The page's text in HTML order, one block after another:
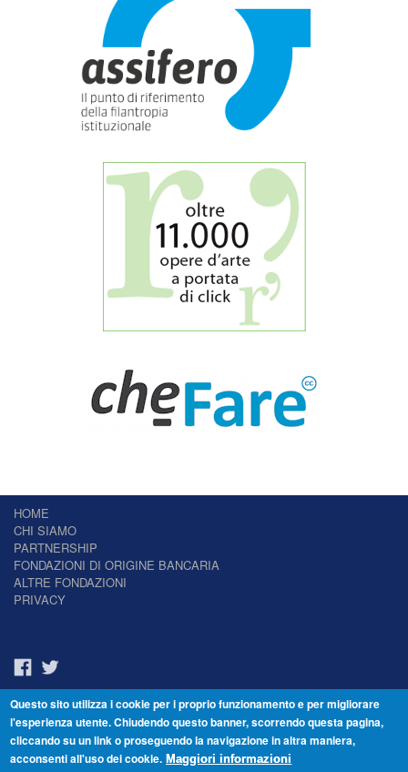
HOME
CHI SIAMO
PARTNERSHIP
FONDAZIONI DI ORIGINE BANCARIA
ALTRE FONDAZIONI
PRIVACY
Il Giornale delle Fondazioni - Periodico telematico
Reg. Tribunale n.7 del 22/07/2014 – ISSN 2421-2466
© Fondazione Venezia 2000 - Dorsoduro 3488/U - 30123 Venezia - Italia -
Questo sito utilizza i cookie per i proprio funzionamento e per migliorare
l'esperienza utente. Chiudendo questo banner, scorrendo questa pagina,
cliccando su un link o proseguendo la navigazione in altra maniera,
acconsenti all'uso dei cookie. Maggiori informazioni